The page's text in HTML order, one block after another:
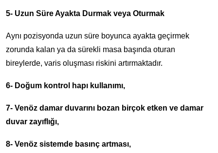
5- Uzun Süre Ayakta Durmak veya Oturmak
Aynı pozisyonda uzun süre boyunca ayakta geçirmek
zorunda kalan ya da sürekli masa başında oturan
bireylerde, varis oluşması riskini artırmaktadır.
6- Doğum kontrol hapı kullanımı,
7- Venöz damar duvarını bozan birçok etken ve damar
duvar zayıflığı,
8- Venöz sistemde basınç artması,